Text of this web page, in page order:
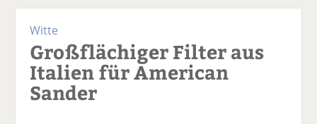
Witte
Großflächiger Filter aus
Italien für American
Sander